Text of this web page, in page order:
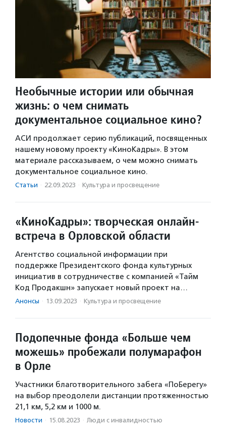
Необычные истории или обычная
жизнь: о чем снимать
документальное социальное кино?
АСИ продолжает серию публикаций, посвященных
нашему новому проекту «КиноКадры». В этом
материале рассказываем, о чем можно снимать
документальное социальное кино.
Статьи · 22.09.2023 · Культура и просвещение
«КиноКадры»: творческая онлайн-
встреча в Орловской области
Агентство социальной информации при
поддержке Президентского фонда культурных
инициатив в сотрудничестве с компанией «Тайм
Код Продакшн» запускает новый проект на…
Анонсы · 13.09.2023 · Культура и просвещение
Подопечные фонда «Больше чем
можешь» пробежали полумарафон
в Орле
Участники благотворительного забега «ПоБерегу»
на выбор преодолели дистанции протяженностью
21,1 км, 5,2 км и 1000 м.
Новости · 15.08.2023 · Люди с инвалидностью